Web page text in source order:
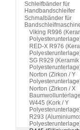
Schleifbänder für
Handbandschleifer
Schmalbänder für
Viking R996
RED-X R976
SG R929 (Keramik
Norton (Zirkon / Y
Norton (Zirkon / X
W445 (Kork / Y
R293